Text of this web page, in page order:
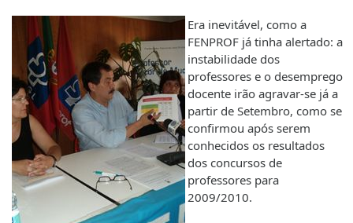
Era inevitável, como a
FENPROF já tinha alertado: a
instabilidade dos
professores e o desemprego
docente irão agravar-se já a
partir de Setembro, como se
confirmou após serem
conhecidos os resultados
dos concursos de
professores para
2009/2010.